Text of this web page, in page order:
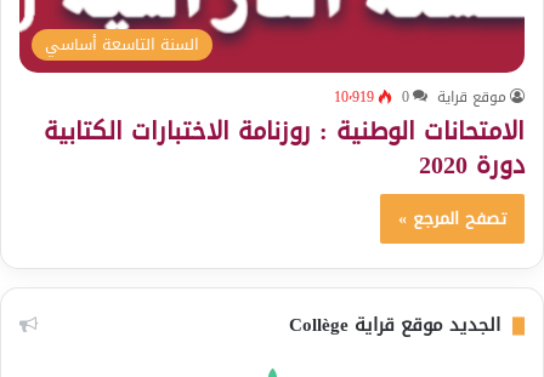
السنة التاسعة أساسي
موقع قراية 0 10٬919
الامتحانات الوطنية : روزنامة الاختبارات الكتابية
دورة 2020
تصفح المرجع »
الجديد موقع قراية Collège